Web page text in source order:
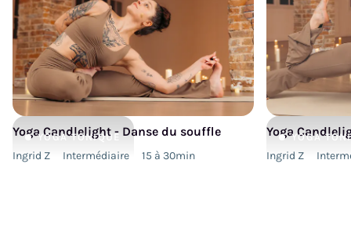
YOGA TONIQUE
Yoga Candlelight - Danse du souffle
Ingrid Z Intermédiaire 15 à 30min
YOGA
Yoga
Ingrid Z